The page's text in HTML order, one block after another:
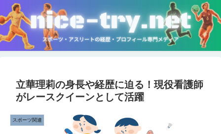
立華理莉の身長や経歴に迫る！現役看護師
がレースクイーンとして活躍
スポーツ関連